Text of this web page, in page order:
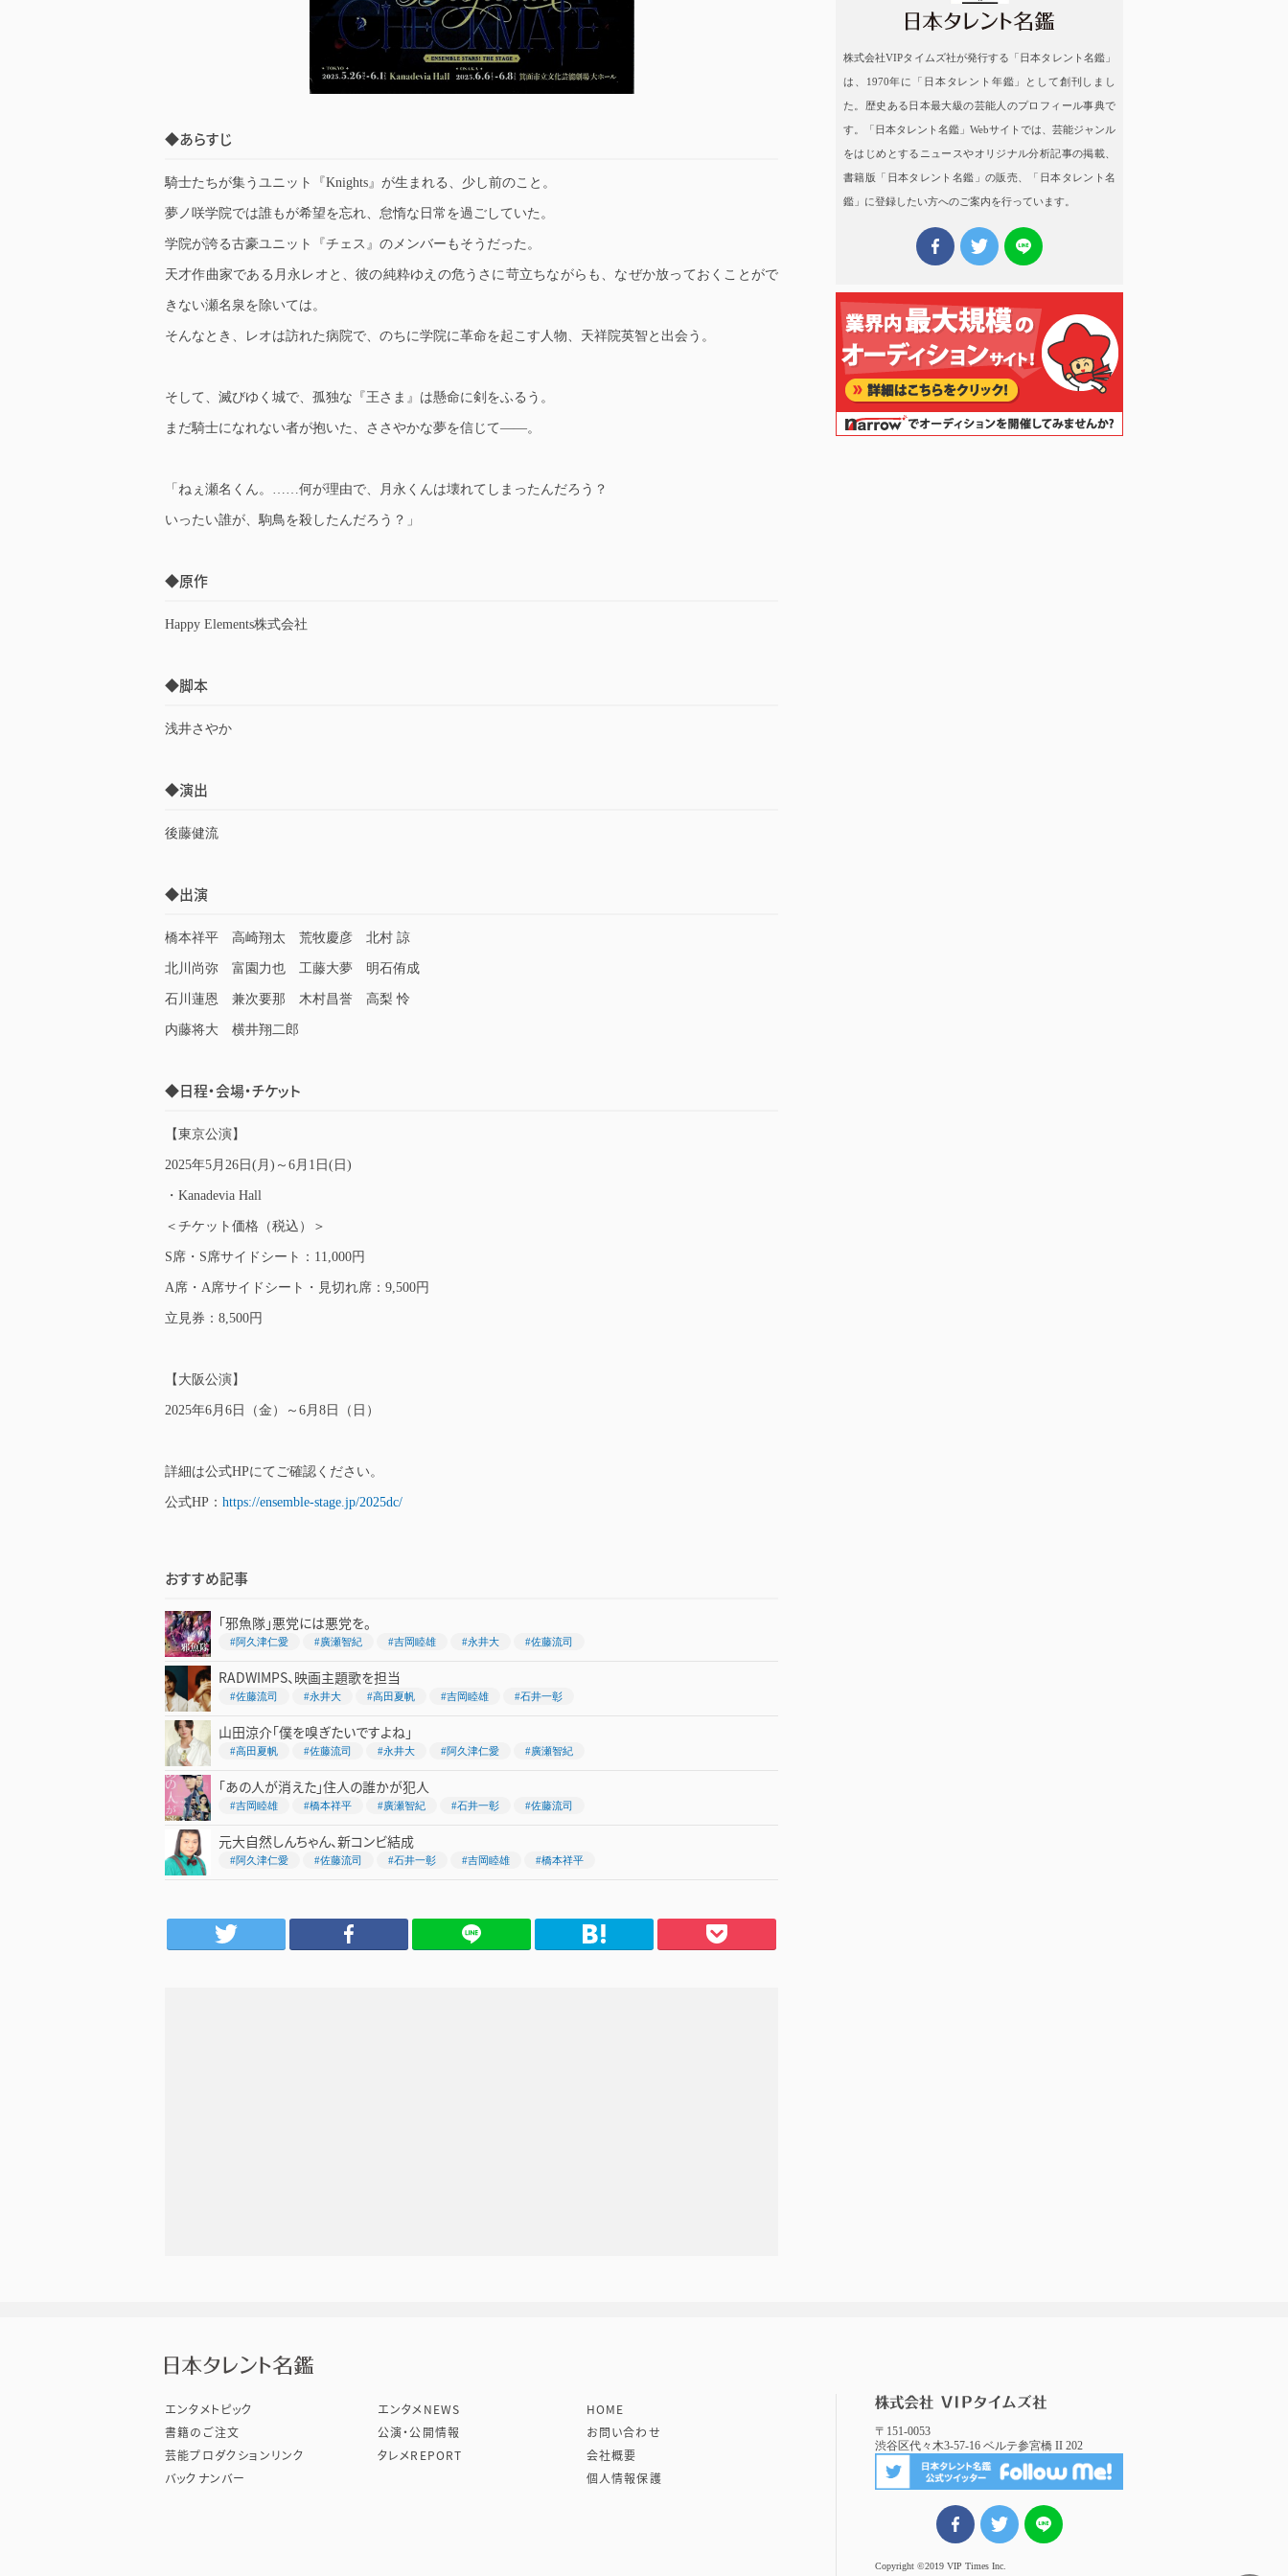
◆あらすじ
騎士たちが集うユニット『Knights』が生まれる、少し前のこと。
夢ノ咲学院では誰もが希望を忘れ、怠惰な日常を過ごしていた。
学院が誇る古豪ユニット『チェス』のメンバーもそうだった。
天才作曲家である月永レオと、彼の純粋ゆえの危うさに苛立ちながらも、なぜか放っておくことがで
きない瀬名泉を除いては。
そんなとき、レオは訪れた病院で、のちに学院に革命を起こす人物、天祥院英智と出会う。
そして、滅びゆく城で、孤独な『王さま』は懸命に剣をふるう。
まだ騎士になれない者が抱いた、ささやかな夢を信じて――。
「ねぇ瀬名くん。……何が理由で、月永くんは壊れてしまったんだろう？
いったい誰が、駒鳥を殺したんだろう？」
◆原作
Happy Elements株式会社
◆脚本
浅井さやか
◆演出
後藤健流
◆出演
橋本祥平 高崎翔太 荒牧慶彦 北村 諒
北川尚弥 富園力也 工藤大夢 明石侑成
石川蓮恩 兼次要那 木村昌誉 高梨 怜
内藤将大 横井翔二郎
◆日程・会場・チケット
【東京公演】
2025年5月26日(月)～6月1日(日)
・Kanadevia Hall
＜チケット価格（税込）＞
S席・S席サイドシート：11,000円
A席・A席サイドシート・見切れ席：9,500円
立見券：8,500円
【大阪公演】
2025年6月6日（金）～6月8日（日）
詳細は公式HPにてご確認ください。
公式HP： https://ensemble-stage.jp/2025dc/
おすすめ記事
「邪魚隊」悪党には悪党を。
#阿久津仁愛 #廣瀬智紀 #吉岡睦雄 #永井大 #佐藤流司
RADWIMPS、映画主題歌を担当
#佐藤流司 #永井大 #高田夏帆 #吉岡睦雄 #石井一彰
山田涼介「僕を嗅ぎたいですよね」
#高田夏帆 #佐藤流司 #永井大 #阿久津仁愛 #廣瀬智紀
「あの人が消えた」住人の誰かが犯人
#吉岡睦雄 #橋本祥平 #廣瀬智紀 #石井一彰 #佐藤流司
元大自然しんちゃん、新コンビ結成
#阿久津仁愛 #佐藤流司 #石井一彰 #吉岡睦雄 #橋本祥平
Facebook
株式会社VIPタイムズ社が発行する「日本タレント名鑑」
は、1970年に「日本タレント年鑑」として創刊しまし
た。歴史ある日本最大級の芸能人のプロフィール事典で
す。「日本タレント名鑑」Webサイトでは、芸能ジャンル
をはじめとするニュースやオリジナル分析記事の掲載、
書籍版「日本タレント名鑑」の販売、「日本タレント名
鑑」に登録したい方へのご案内を行っています。
エンタメトピック
書籍のご注文
芸能プロダクションリンク
バックナンバー
エンタメNEWS
公演・公開情報
タレメREPORT
HOME
お問い合わせ
会社概要
個人情報保護
株式会社 VIPタイムズ社
〒151-0053
渋谷区代々木3-57-16 ベルテ参宮橋 II 202
FBでシェアツイート
Copyright ©2019 VIP Times Inc.